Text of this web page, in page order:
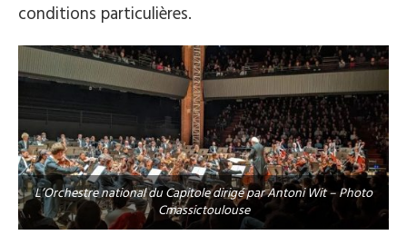
conditions particulières.
L’Orchestre national du Capitole dirigé par Antoni Wit – Photo
Cmassictoulouse